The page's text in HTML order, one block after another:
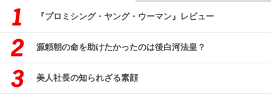
『プロミシング・ヤング・ウーマン』レビュー
源頼朝の命を助けたかったのは後白河法皇？
美人社長の知られざる素顔